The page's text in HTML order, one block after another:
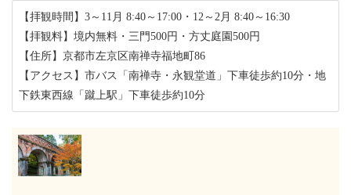
【拝観時間】3～11月 8:40～17:00・12～2月 8:40～16:30
【拝観料】境内無料・三門500円・方丈庭園500円
【住所】京都市左京区南禅寺福地町86
【アクセス】市バス「南禅寺・永観堂道」下車徒歩約10分・地
下鉄東西線「蹴上駅」下車徒歩約10分